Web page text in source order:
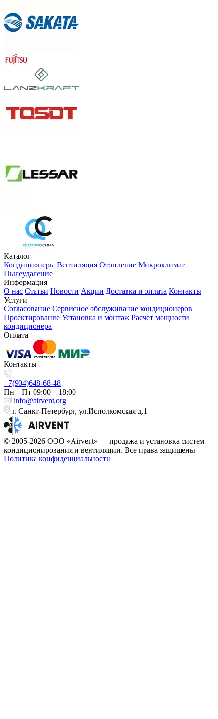
Каталог
Кондиционеры Вентиляция Отопление Микроклимат
Пылеудаление
Информация
О нас Статьи Новости Акции Доставка и оплата Контакты
Услуги
Согласование Сервисное обслуживание кондиционеров
Проектирование Установка и монтаж Расчет мощности
кондиционера
Оплата
Контакты
+7(904)648-68-48
Пн—Пт 09:00—18:00
info@airvent.org
г. Санкт-Петербург, ул.Исполкомская д.1
© 2005-2026 ООО «Airvent» — продажа и установка систем
кондиционирования и вентиляции. Все права защищены
Политика конфиденциальности